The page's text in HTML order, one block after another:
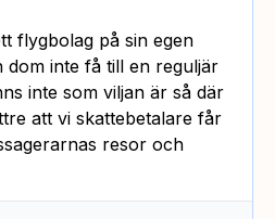
flygbolag på sin egen
inte få till en reguljär
inte som viljan är så där
att vi skattebetalare får
resor och